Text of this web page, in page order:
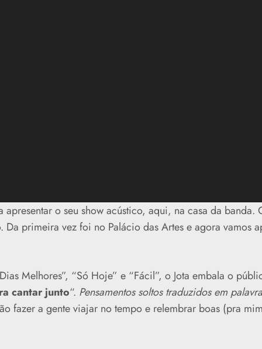
apresentar o seu show acústico, aqui, na casa da
Da primeira vez foi no Palácio das Artes e agora vamos
Melhores”, “Só Hoje” e “Fácil”, o Jota embala o
cantar junto“. Pensamentos soltos traduzidos em
fazer a gente viajar no tempo e relembrar boas (pra